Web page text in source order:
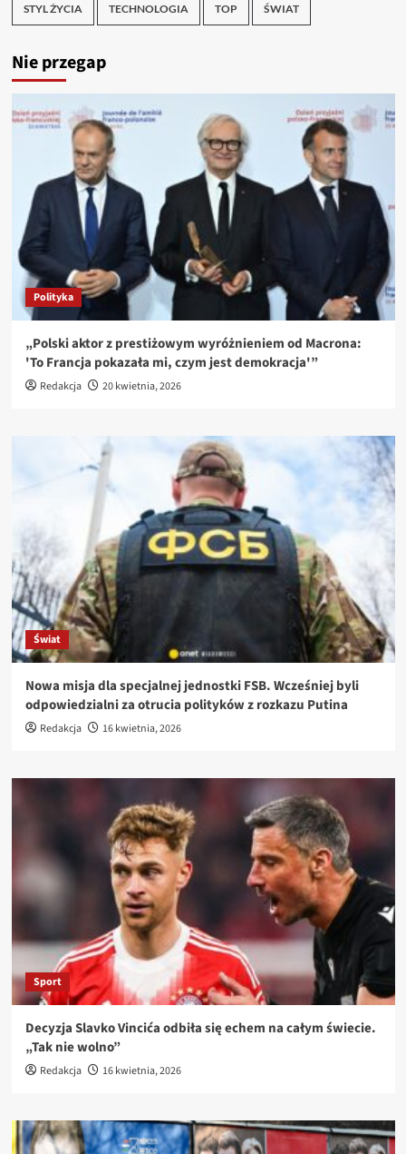
STYL ŻYCIA TECHNOLOGIA TOP ŚWIAT
Nie przegap
Polityka
„Polski aktor z prestiżowym wyróżnieniem od Macrona:
'To Francja pokazała mi, czym jest demokracja'”
Redakcja 20 kwietnia, 2026
Świat
Nowa misja dla specjalnej jednostki FSB. Wcześniej byli
odpowiedzialni za otrucia polityków z rozkazu Putina
Redakcja 16 kwietnia, 2026
Sport
Decyzja Slavko Vincića odbiła się echem na całym świecie.
„Tak nie wolno”
Redakcja 16 kwietnia, 2026